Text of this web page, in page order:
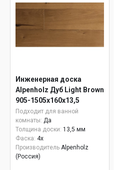
Инженерная доска
Alpenholz Дуб Light Brown
905-1505х160х13,5
Подходит для ванной
комнаты: Да
Толщина доски: 13,5 мм
Фаска: 4x
Производитель Alpenholz
(Россия)